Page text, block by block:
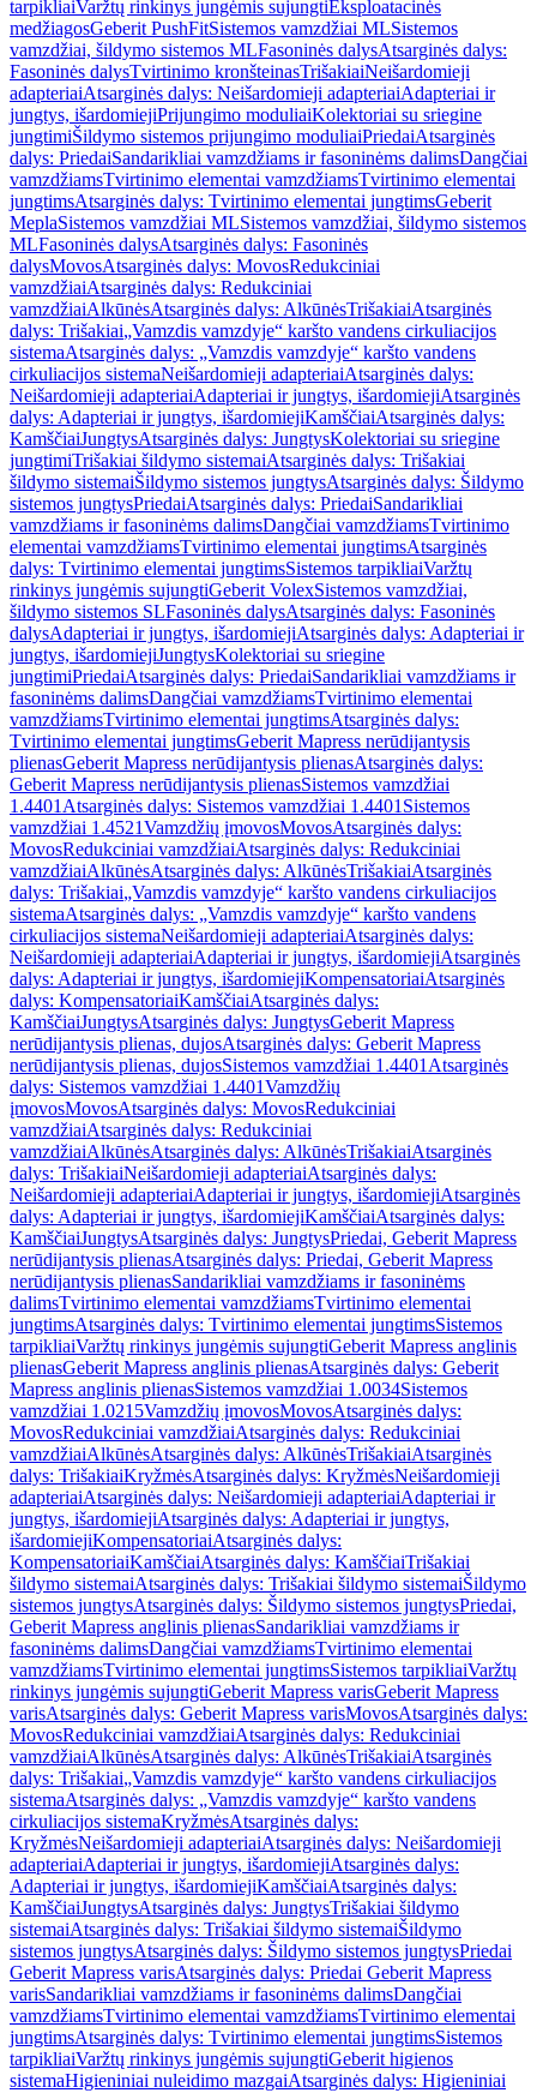
tarpikliaiVaržtų rinkinys jungėmis sujungtiEksploatacinės
medžiagosGeberit PushFitSistemos vamzdžiai MLSistemos
vamzdžiai, šildymo sistemos MLFasoninės dalysAtsarginės dalys:
Fasoninės dalysTvirtinimo kronšteinasTrišakiaiNeišardomieji
adapteriaiAtsarginės dalys: Neišardomieji adapteriaiAdapteriai ir
jungtys, išardomiejiPrijungimo moduliaiKolektoriai su sriegine
jungtimiŠildymo sistemos prijungimo moduliaiPriedaiAtsarginės
dalys: PriedaiSandarikliai vamzdžiams ir fasoninėms dalimsDangčiai
vamzdžiamsTvirtinimo elementai vamzdžiamsTvirtinimo elementai
jungtimsAtsarginės dalys: Tvirtinimo elementai jungtimsGeberit
MeplaSistemos vamzdžiai MLSistemos vamzdžiai, šildymo sistemos
MLFasoninės dalysAtsarginės dalys: Fasoninės
dalysMovosAtsarginės dalys: MovosRedukciniai
vamzdžiaiAtsarginės dalys: Redukciniai
vamzdžiaiAlkūnėsAtsarginės dalys: AlkūnėsTrišakiaiAtsarginės
dalys: Trišakiai„Vamzdis vamzdyje“ karšto vandens cirkuliacijos
sistemaAtsarginės dalys: „Vamzdis vamzdyje“ karšto vandens
cirkuliacijos sistemaNeišardomieji adapteriaiAtsarginės dalys:
Neišardomieji adapteriaiAdapteriai ir jungtys, išardomiejiAtsarginės
dalys: Adapteriai ir jungtys, išardomiejiKamščiaiAtsarginės dalys:
KamščiaiJungtysAtsarginės dalys: JungtysKolektoriai su sriegine
jungtimiTrišakiai šildymo sistemaiAtsarginės dalys: Trišakiai
šildymo sistemaiŠildymo sistemos jungtysAtsarginės dalys: Šildymo
sistemos jungtysPriedaiAtsarginės dalys: PriedaiSandarikliai
vamzdžiams ir fasoninėms dalimsDangčiai vamzdžiamsTvirtinimo
elementai vamzdžiamsTvirtinimo elementai jungtimsAtsarginės
dalys: Tvirtinimo elementai jungtimsSistemos tarpikliaiVaržtų
rinkinys jungėmis sujungtiGeberit VolexSistemos vamzdžiai,
šildymo sistemos SLFasoninės dalysAtsarginės dalys: Fasoninės
dalysAdapteriai ir jungtys, išardomiejiAtsarginės dalys: Adapteriai ir
jungtys, išardomiejiJungtysKolektoriai su sriegine
jungtimiPriedaiAtsarginės dalys: PriedaiSandarikliai vamzdžiams ir
fasoninėms dalimsDangčiai vamzdžiamsTvirtinimo elementai
vamzdžiamsTvirtinimo elementai jungtimsAtsarginės dalys:
Tvirtinimo elementai jungtimsGeberit Mapress nerūdijantysis
plienasGeberit Mapress nerūdijantysis plienasAtsarginės dalys:
Geberit Mapress nerūdijantysis plienasSistemos vamzdžiai
1.4401 Atsarginės dalys: Sistemos vamzdžiai 1.4401 Sistemos
vamzdžiai 1.4521Vamzdžių įmovosMovosAtsarginės dalys:
MovosRedukciniai vamzdžiaiAtsarginės dalys: Redukciniai
vamzdžiaiAlkūnėsAtsarginės dalys: AlkūnėsTrišakiaiAtsarginės
dalys: Trišakiai„Vamzdis vamzdyje“ karšto vandens cirkuliacijos
sistemaAtsarginės dalys: „Vamzdis vamzdyje“ karšto vandens
cirkuliacijos sistemaNeišardomieji adapteriaiAtsarginės dalys:
Neišardomieji adapteriaiAdapteriai ir jungtys, išardomiejiAtsarginės
dalys: Adapteriai ir jungtys, išardomiejiKompensatoriaiAtsarginės
dalys: KompensatoriaiKamščiaiAtsarginės dalys:
KamščiaiJungtysAtsarginės dalys: JungtysGeberit Mapress
nerūdijantysis plienas, dujosAtsarginės dalys: Geberit Mapress
nerūdijantysis plienas, dujosSistemos vamzdžiai 1.4401 Atsarginės
dalys: Sistemos vamzdžiai 1.4401Vamzdžių
įmovosMovosAtsarginės dalys: MovosRedukciniai
vamzdžiaiAtsarginės dalys: Redukciniai
vamzdžiaiAlkūnėsAtsarginės dalys: AlkūnėsTrišakiaiAtsarginės
dalys: TrišakiaiNeišardomieji adapteriaiAtsarginės dalys:
Neišardomieji adapteriaiAdapteriai ir jungtys, išardomiejiAtsarginės
dalys: Adapteriai ir jungtys, išardomiejiKamščiaiAtsarginės dalys:
KamščiaiJungtysAtsarginės dalys: JungtysPriedai, Geberit Mapress
nerūdijantysis plienasAtsarginės dalys: Priedai, Geberit Mapress
nerūdijantysis plienasSandarikliai vamzdžiams ir fasoninėms
dalimsTvirtinimo elementai vamzdžiamsTvirtinimo elementai
jungtimsAtsarginės dalys: Tvirtinimo elementai jungtimsSistemos
tarpikliaiVaržtų rinkinys jungėmis sujungtiGeberit Mapress anglinis
plienasGeberit Mapress anglinis plienasAtsarginės dalys: Geberit
Mapress anglinis plienasSistemos vamzdžiai 1.0034Sistemos
vamzdžiai 1.0215Vamzdžių įmovosMovosAtsarginės dalys:
MovosRedukciniai vamzdžiaiAtsarginės dalys: Redukciniai
vamzdžiaiAlkūnėsAtsarginės dalys: AlkūnėsTrišakiaiAtsarginės
dalys: TrišakiaiKryžmėsAtsarginės dalys: KryžmėsNeišardomieji
adapteriaiAtsarginės dalys: Neišardomieji adapteriaiAdapteriai ir
jungtys, išardomiejiAtsarginės dalys: Adapteriai ir jungtys,
išardomiejiKompensatoriaiAtsarginės dalys:
KompensatoriaiKamščiaiAtsarginės dalys: KamščiaiTrišakiai
šildymo sistemaiAtsarginės dalys: Trišakiai šildymo sistemaiŠildymo
sistemos jungtysAtsarginės dalys: Šildymo sistemos jungtysPriedai,
Geberit Mapress anglinis plienasSandarikliai vamzdžiams ir
fasoninėms dalimsDangčiai vamzdžiamsTvirtinimo elementai
vamzdžiamsTvirtinimo elementai jungtimsSistemos tarpikliaiVaržtų
rinkinys jungėmis sujungtiGeberit Mapress varisGeberit Mapress
varisAtsarginės dalys: Geberit Mapress varisMovosAtsarginės dalys:
MovosRedukciniai vamzdžiaiAtsarginės dalys: Redukciniai
vamzdžiaiAlkūnėsAtsarginės dalys: AlkūnėsTrišakiaiAtsarginės
dalys: Trišakiai„Vamzdis vamzdyje“ karšto vandens cirkuliacijos
sistemaAtsarginės dalys: „Vamzdis vamzdyje“ karšto vandens
cirkuliacijos sistemaKryžmėsAtsarginės dalys:
KryžmėsNeišardomieji adapteriaiAtsarginės dalys: Neišardomieji
adapteriaiAdapteriai ir jungtys, išardomiejiAtsarginės dalys:
Adapteriai ir jungtys, išardomiejiKamščiaiAtsarginės dalys:
KamščiaiJungtysAtsarginės dalys: JungtysTrišakiai šildymo
sistemaiAtsarginės dalys: Trišakiai šildymo sistemaiŠildymo
sistemos jungtysAtsarginės dalys: Šildymo sistemos jungtysPriedai
Geberit Mapress varisAtsarginės dalys: Priedai Geberit Mapress
varisSandarikliai vamzdžiams ir fasoninėms dalimsDangčiai
vamzdžiamsTvirtinimo elementai vamzdžiamsTvirtinimo elementai
jungtimsAtsarginės dalys: Tvirtinimo elementai jungtimsSistemos
tarpikliaiVaržtų rinkinys jungėmis sujungtiGeberit higienos
sistemaHigieniniai nuleidimo mazgaiAtsarginės dalys: Higieniniai